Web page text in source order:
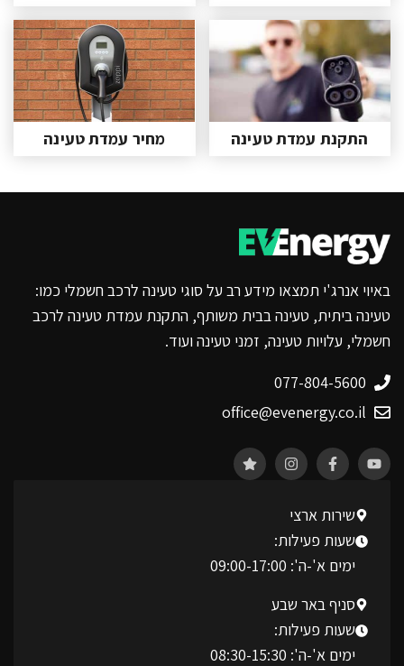
התקנת עמדת טעינה מחיר עמדת טעינה
באיוי אנרג'י תמצאו מידע רב על סוגי טעינה לרכב חשמלי כמו:
טעינה ביתית, טעינה בבית משותף, התקנת עמדת טעינה לרכב
חשמלי, עלויות טעינה, זמני טעינה ועוד.
077-804-5600
office@evenergy.co.il
שירות ארצי
שעות פעילות:
ימים א'-ה': 09:00-17:00
סניף באר שבע
שעות פעילות:
ימים א'-ה': 08:30-15:30